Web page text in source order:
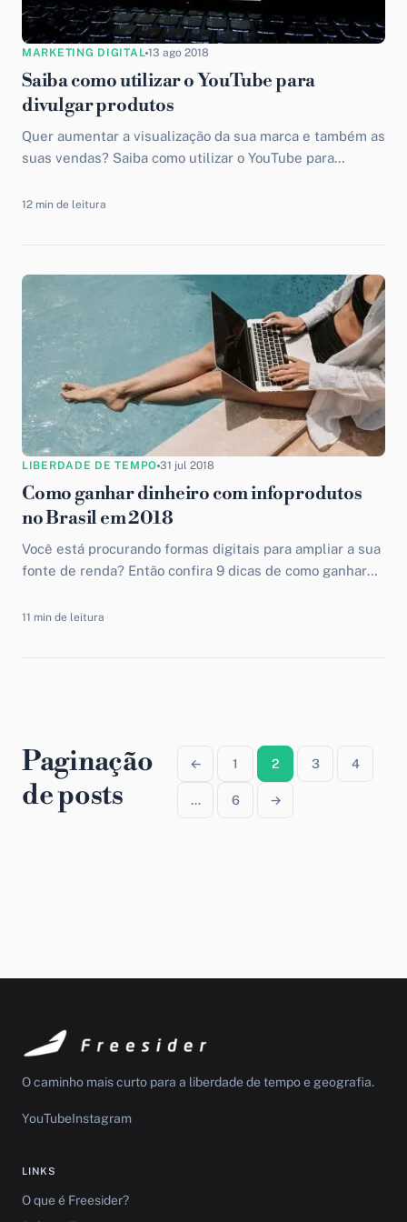
MARKETING DIGITAL 13 ago 2018
Saiba como utilizar o YouTube para
divulgar produtos
Quer aumentar a visualização da sua marca e também as
suas vendas? Saiba como utilizar o YouTube para
12 min de leitura
LIBERDADE DE TEMPO 31 jul 2018
Como ganhar dinheiro com infoprodutos
no Brasil em 2018
Você está procurando formas digitais para ampliar a sua
fonte de renda? Então confira 9 dicas de como ganhar
11 min de leitura
Paginação
de posts
← 1 2 3 4
… 6 →
O caminho mais curto para a liberdade de tempo e geografia.
YouTubeInstagram
LINKS
O que é Freesider?